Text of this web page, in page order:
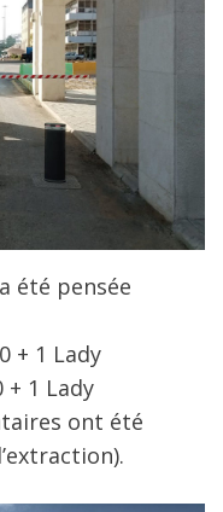
été pensée
+ 1 Lady
1 Lady
ont été
.